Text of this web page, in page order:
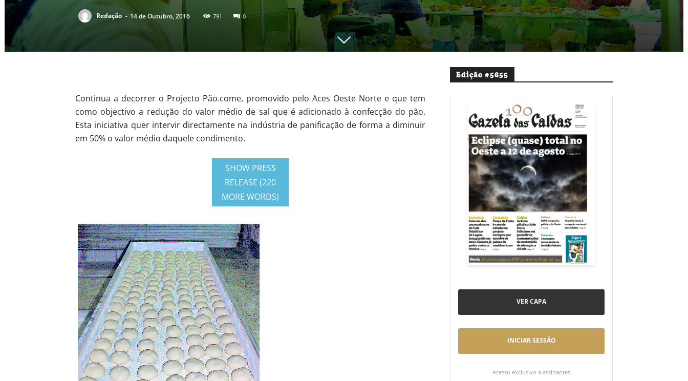
Redação - 14 de Outubro, 2016 791 0
Continua a decorrer o Projecto Pão.come, promovido pelo Aces Oeste Norte e que tem
como objectivo a redução do valor médio de sal que é adicionado à confecção do pão.
Esta iniciativa quer intervir directamente na indústria de panificação de forma a diminuir
em 50% o valor médio daquele condimento.
SHOW PRESS
RELEASE (220
MORE WORDS)
Edição #5655
VER CAPA
INICIAR SESSÃO
Acesso exclusivo a assinantes